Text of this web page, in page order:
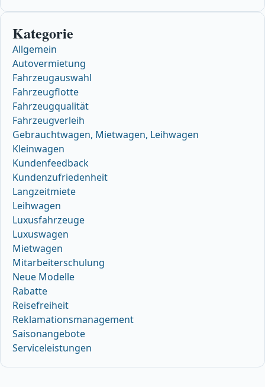
Kategorie
Allgemein
Autovermietung
Fahrzeugauswahl
Fahrzeugflotte
Fahrzeugqualität
Fahrzeugverleih
Gebrauchtwagen, Mietwagen, Leihwagen
Kleinwagen
Kundenfeedback
Kundenzufriedenheit
Langzeitmiete
Leihwagen
Luxusfahrzeuge
Luxuswagen
Mietwagen
Mitarbeiterschulung
Neue Modelle
Rabatte
Reisefreiheit
Reklamationsmanagement
Saisonangebote
Serviceleistungen